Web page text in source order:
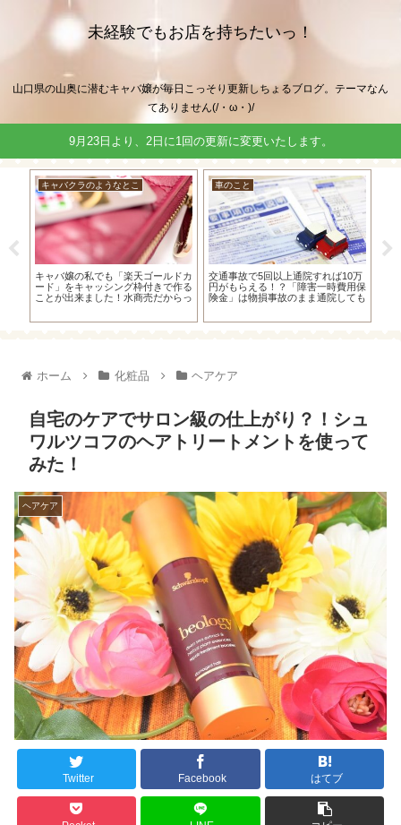
未経験でもお店を持ちたいっ！
山口県の山奥に潜むキャバ嬢が毎日こっそり更新しちょるブログ。テーマなん
てありません(/・ω・)/
9月23日より、2日に1回の更新に変更いたします。
車のこと
レーダー探知機のASSURA（アシュ
ラ）をOBDⅡ接続してて電源が入
らない時の対処法！
キャバクラのようなとこ
キャバ嬢でも青色申告のメリットを
受けることが出来るの？白色申告と
比較してみた！
ホーム 化粧品 ヘアケア
自宅のケアでサロン級の仕上がり？！シュ
ワルツコフのヘアトリートメントを使って
みた！
ヘアケア
Twitter Facebook はてブ